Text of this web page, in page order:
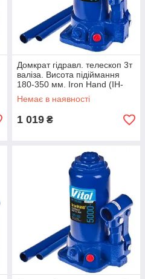
Домкрат гідравл. телескоп 3т
валіза. Висота підіймання
180-350 мм. Iron Hand (IH-
180350D-K) (IH-180350D-K)
Немає в наявності
1 019 ₴